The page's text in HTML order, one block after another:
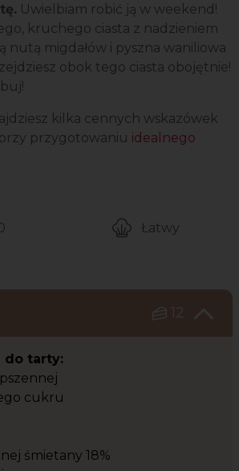
Uwielbiam robić ją w weekend!
kruchego ciasta z nadzieniem
nutą migdałów i pyszna waniliowa
obok tego ciasta obojętnie!
kilka cennych wskazówek
przygotowaniu idealnego
Łatwy
12
do tarty:
cukru
śmietany 18%